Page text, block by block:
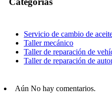
Servicio de cambio de
Taller mecánico
Taller de reparación de
Taller de reparación de
Aún No hay comentarios.